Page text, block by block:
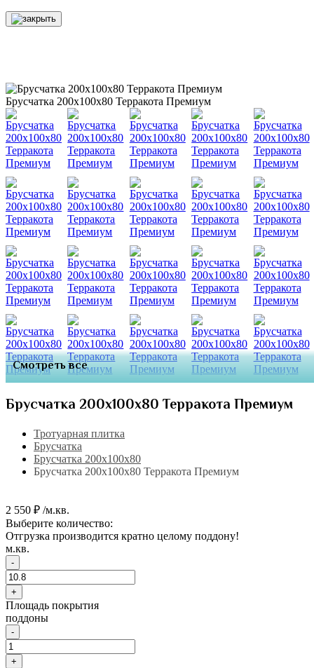
Брусчатка 200х100х80 Терракота Премиум
Смотреть все
Брусчатка 200х100х80 Терракота Премиум
Тротуарная плитка
Брусчатка
Брусчатка 200х100х80
Брусчатка 200х100х80 Терракота Премиум
2 550 ₽ /м.кв.
Выберите количество:
Отгрузка производится кратно целому поддону!
м.кв.
-
+
Площадь покрытия
поддоны
-
+